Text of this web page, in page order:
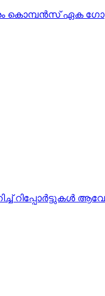
കൊമ്പന്‍സ് ഏക
റിപ്പോര്‍ട്ടുകള്‍